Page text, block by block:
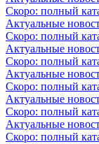
Скоро: полный
Актуальные
Скоро: полный
Актуальные
Скоро: полный
Актуальные
Скоро: полный
Актуальные
Скоро: полный
Актуальные
Скоро: полный